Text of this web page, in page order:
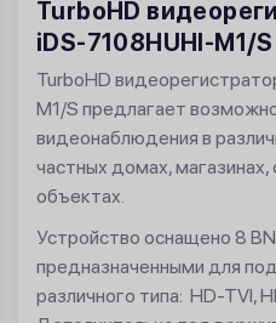
TurboHD
iDS-7108HUHI-M1/
TurboHD
M1/S предлагает
видеонаблюдения в
частных домах, магазинах,
объектах.
Устройство оснащено 8
предназначенными для
различного типа: HD-TVI,